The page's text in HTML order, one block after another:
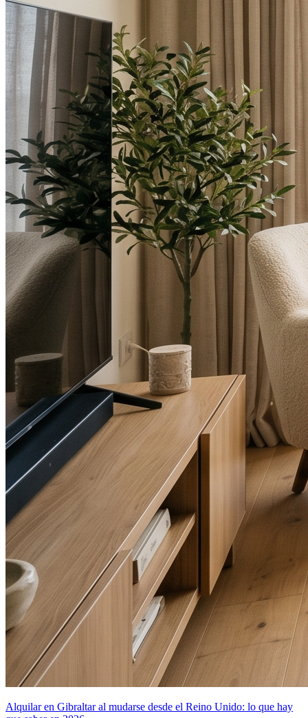
Alquilar en Gibraltar al mudarse desde el Reino Unido: lo que hay